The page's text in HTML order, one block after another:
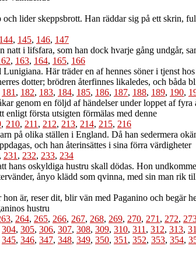
lider skeppsbrott. Han räddar sig på ett skrin,
144, 145, 146, 147
i lifsfara, som han dock hvarje gång undgår,
, 163, 164, 165, 166
Här träder en af hennes söner i tjenst
dotter; brödren återfinnes likaledes, och båda
181 , 182, 183, 184, 185, 186, 187, 188, 189, 190,
genom en följd af händelser under loppet af fyra
första utsigten förmälas med denne
, 210, 211 , 212, 213, 214, 215, 216
på olika ställen i England. Då han sedermera
och han återinsättes i sina förra värdigheter
, 231 , 232, 233, 234
oskyldiga hustru skall dödas. Hon
ånyo klädd som qvinna, med sin man rik
är, reser dit, blir vän med Paganino och begär
hustru
, 264, 265, 266, 267, 268, 269, 270, 271 , 272,
304, 305, 306, 307, 308, 309, 310, 311 , 312, 313,
345, 346, 347, 348, 349, 350, 351 , 352, 353, 354,